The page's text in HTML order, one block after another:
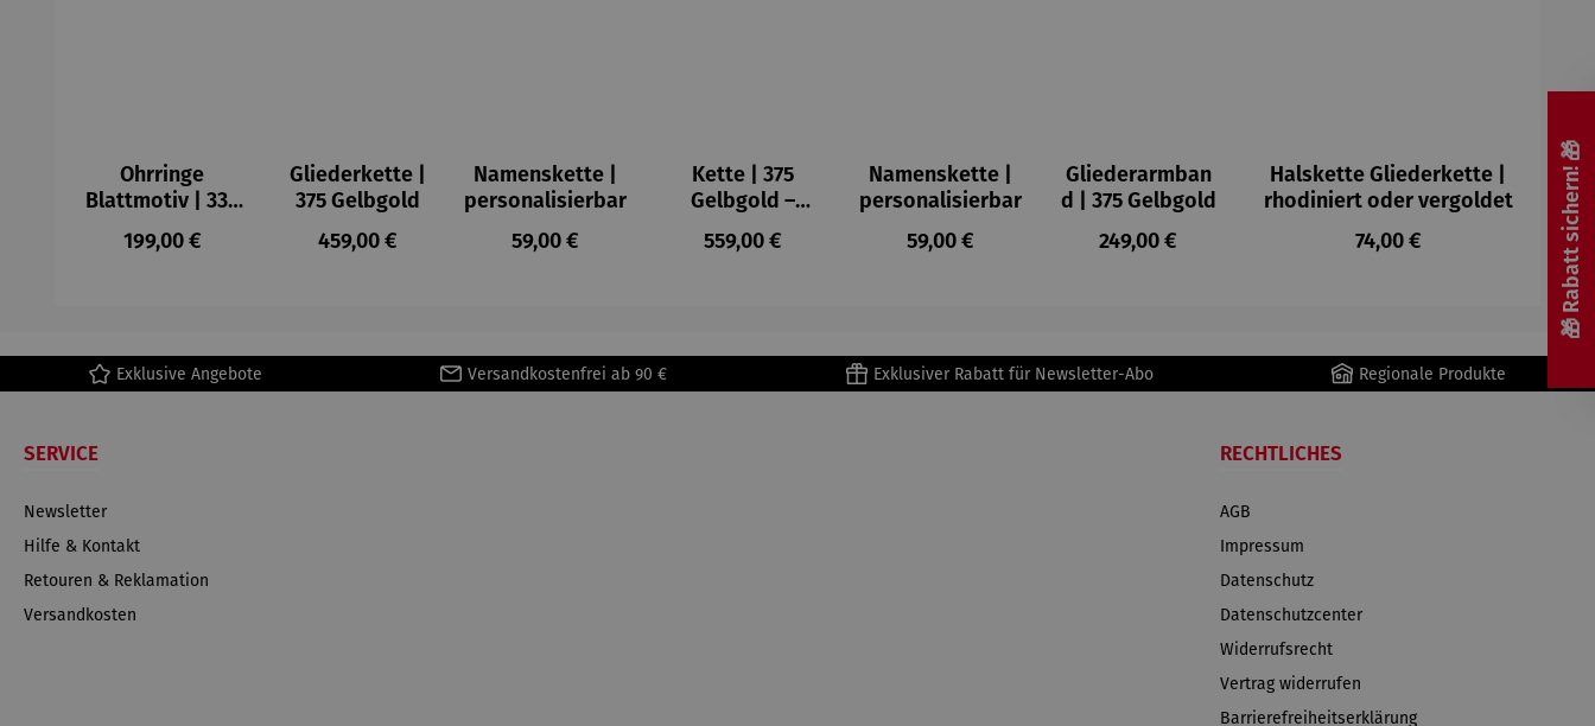
Ohrringe
Blattmotiv | 333
Gelbgold
Regulärer Preis:
199,00 €
Gliederkette |
375 Gelbgold
Regulärer Preis:
459,00 €
Namenskette |
personalisierbar
Regulärer Preis:
59,00 €
Kette | 375
Gelbgold –
Fantasie
Regulärer Preis:
559,00 €
Namenskette |
personalisierbar
Regulärer Preis:
59,00 €
Gliederarmban
d | 375 Gelbgold
Regulärer Preis:
249,00 €
Halskette Gliederkette |
rhodiniert oder vergoldet
Regulärer Preis:
74,00 €
Exklusive Angebote Versandkostenfrei ab 90 € Exklusiver Rabatt für Newsletter-Abo Regionale Produkte
SERVICE
Newsletter
Hilfe & Kontakt
Retouren & Reklamation
Versandkosten
RECHTLICHES
AGB
Impressum
Datenschutz
Datenschutzcenter
Widerrufsrecht
Vertrag widerrufen
Barrierefreiheitserklärung
🎁 Rabatt sichern! 🎁